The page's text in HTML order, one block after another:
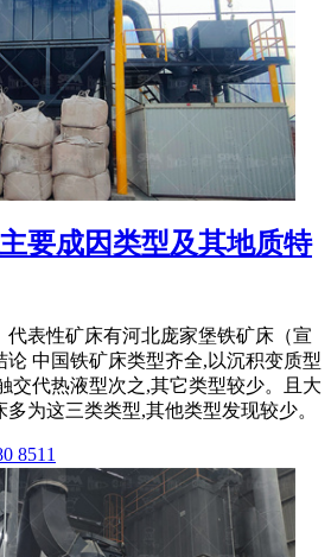
要成因类型及其地质特
代表性矿床有河北庞家堡铁矿床（宣
论 中国铁矿床类型齐全,以沉积变质型
交代热液型次之,其它类型较少。且大
为这三类类型,其他类型发现较少。
8511